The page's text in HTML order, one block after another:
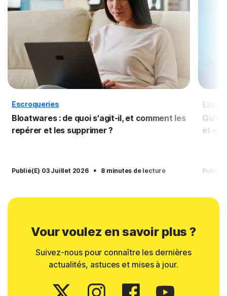
Escroqueries
Bloatwares : de quoi s'agit-il, et comment les
repérer et les supprimer ?
Publié(e) 03 Juillet 2026 · 8 minutes de lecture
et
Vour voulez en savoir plus ?
Suivez-nous pour connaître les dernières
actualités, astuces et mises à jour.